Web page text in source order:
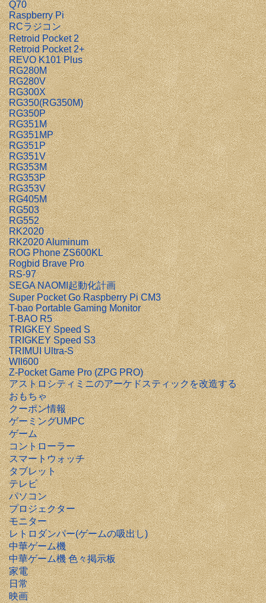
Q70
Raspberry Pi
RCラジコン
Retroid Pocket 2
Retroid Pocket 2+
REVO K101 Plus
RG280M
RG280V
RG300X
RG350(RG350M)
RG350P
RG351M
RG351MP
RG351P
RG351V
RG353M
RG353P
RG353V
RG405M
RG503
RG552
RK2020
RK2020 Aluminum
ROG Phone ZS600KL
Rogbid Brave Pro
RS-97
SEGA NAOMI起動化計画
Super Pocket Go Raspberry Pi CM3
T-bao Portable Gaming Monitor
T-BAO R5
TRIGKEY Speed S
TRIGKEY Speed S3
TRIMUI Ultra-S
WII600
Z-Pocket Game Pro (ZPG PRO)
アストロシティミニのアーケドスティックを改造する
おもちゃ
クーポン情報
ゲーミングUMPC
ゲーム
コントローラー
スマートウォッチ
タブレット
テレビ
パソコン
プロジェクター
モニター
レトロダンパー(ゲームの吸出し)
中華ゲーム機
中華ゲーム機 色々掲示板
家電
日常
映画